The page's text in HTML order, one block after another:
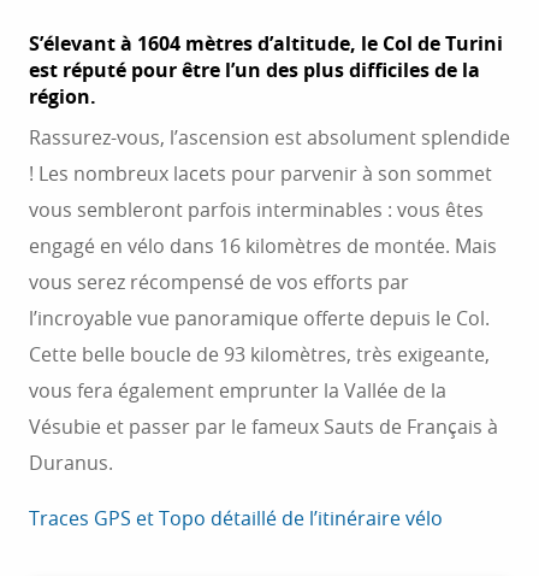
S’élevant à 1604 mètres d’altitude, le Col de Turini
est réputé pour être l’un des plus difficiles de la
région.
Rassurez-vous, l’ascension est absolument splendide
! Les nombreux lacets pour parvenir à son sommet
vous sembleront parfois interminables : vous êtes
engagé en vélo dans 16 kilomètres de montée. Mais
vous serez récompensé de vos efforts par
l’incroyable vue panoramique offerte depuis le Col.
Cette belle boucle de 93 kilomètres, très exigeante,
vous fera également emprunter la Vallée de la
Vésubie et passer par le fameux Sauts de Français à
Duranus.
Traces GPS et Topo détaillé de l’itinéraire vélo